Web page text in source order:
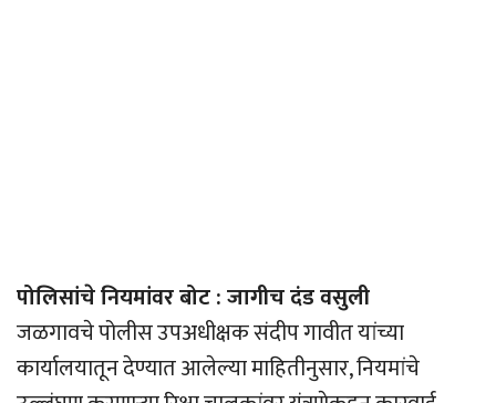
पोलिसांचे नियमांवर बोट : जागीच दंड वसुली
जळगावचे पोलीस उपअधीक्षक संदीप गावीत यांच्या
कार्यालयातून देण्यात आलेल्या माहितीनुसार, नियमांचे